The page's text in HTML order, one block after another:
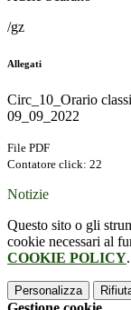
/gz
Allegati
Circ_10_Orario
09_09_2022
File PDF
Contatore click: 22
Notizie
Questo sito o gli
cookie necessari al
COOKIE POLICY.
Personalizza